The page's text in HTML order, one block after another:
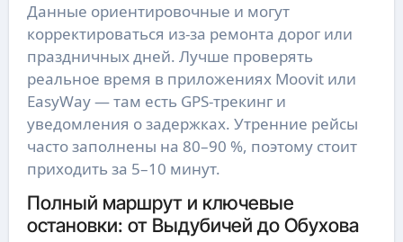
Данные ориентировочные и могут
корректироваться из-за ремонта дорог или
праздничных дней. Лучше проверять
реальное время в приложениях Moovit или
EasyWay — там есть GPS-трекинг и
уведомления о задержках. Утренние рейсы
часто заполнены на 80–90 %, поэтому стоит
приходить за 5–10 минут.
Полный маршрут и ключевые
остановки: от Выдубичей до Обухова